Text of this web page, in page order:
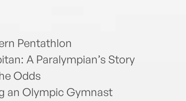
Pentathlon
A Paralympian’s Story
Odds
an Olympic Gymnast